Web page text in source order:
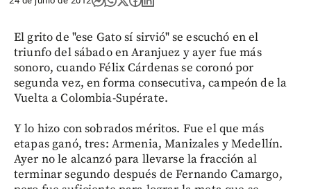
El grito de "ese Gato sí sirvió" se escuchó en el
triunfo del sábado en Aranjuez y ayer fue más
sonoro, cuando Félix Cárdenas se coronó por
segunda vez, en forma consecutiva, campeón de la
Vuelta a Colombia-Supérate.
Y lo hizo con sobrados méritos. Fue el que más
etapas ganó, tres: Armenia, Manizales y Medellín.
Ayer no le alcanzó para llevarse la fracción al
terminar segundo después de Fernando Camargo,